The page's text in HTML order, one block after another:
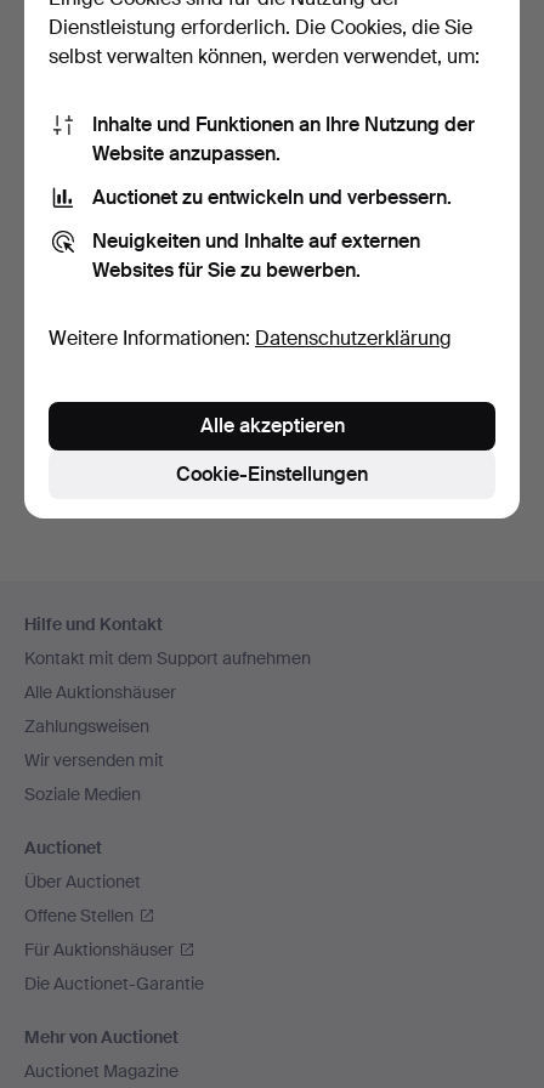
WAFFE, 2 Teile, China, R…
Sie können auch in
Beendete Auktionen aus unserem
Navigation
Hilfe und Kontakt
Kontakt mit dem Support aufnehmen
Alle Auktionshäuser
Zahlungsweisen
Wir versenden mit
Soziale Medien
Auctionet
Über Auctionet
Offene Stellen
Für Auktionshäuser
Die Auctionet-Garantie
Mehr von Auctionet
Auctionet Magazine
Dienstleistung erforderlich. Die Cookies, die Sie
selbst verwalten können, werden verwendet, um:
Inhalte und Funktionen an Ihre Nutzung der
Website anzupassen.
Auctionet zu entwickeln und verbessern.
Neuigkeiten und Inhalte auf externen
Websites für Sie zu bewerben.
Weitere Informationen: Datenschutzerklärung
Cookie-Einstellungen
Alle akzeptieren